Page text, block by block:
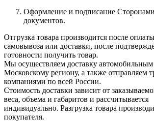
Оформление и подписание
документов.
Отгрузка товара производится после
самовывоза или доставки, после
готовности получить товар.
Мы осуществляем доставку
Московскому региону, а также отправляем
компаниями по всей России.
Стоимость доставки зависит от
веса, объема и габаритов и рассчитывается
индивидуально. Разгрузка товара
покупателя.